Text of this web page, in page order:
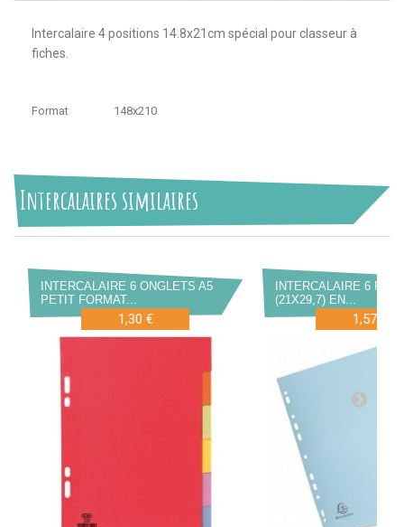
Intercalaire 4 positions 14.8x21cm spécial pour classeur à
fiches.
Format 148x210
Intercalaires similaires
INTERCALAIRE 6 ONGLETS A5
PETIT FORMAT...
1,30 €
INTERCALAIRE 6
(21X29,7) EN...
1,57 €